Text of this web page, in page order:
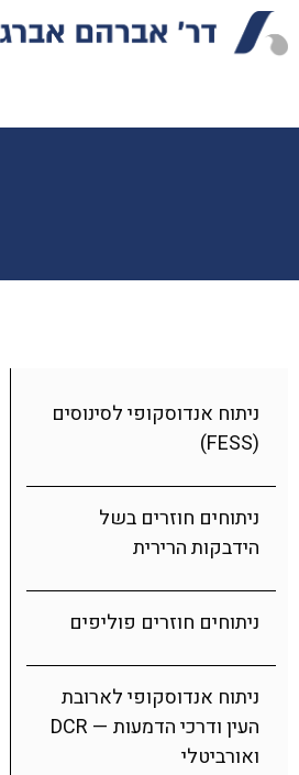
ניתוח אנדוסקופי לסינוסים
(FESS)
ניתוחים חוזרים בשל
הידבקות הרירית
ניתוחים חוזרים פוליפים
ניתוח אנדוסקופי לארובת
העין ודרכי הדמעות — DCR
ואורביטלי